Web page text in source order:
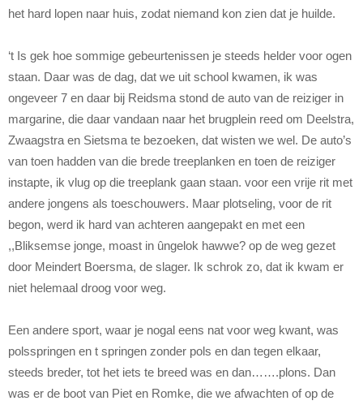
het hard lopen naar huis, zodat niemand kon zien dat je huilde.
‘t Is gek hoe sommige gebeurtenissen je steeds helder voor ogen
staan. Daar was de dag, dat we uit school kwamen, ik was
ongeveer 7 en daar bij Reidsma stond de auto van de reiziger in
margarine, die daar vandaan naar het brugplein reed om Deelstra,
Zwaagstra en Sietsma te bezoeken, dat wisten we wel. De auto’s
van toen hadden van die brede treeplanken en toen de reiziger
instapte, ik vlug op die treeplank gaan staan. voor een vrije rit met
andere jongens als toeschouwers. Maar plotseling, voor de rit
begon, werd ik hard van achteren aangepakt en met een
,,Bliksemse jonge, moast in ûngelok hawwe? op de weg gezet
door Meindert Boersma, de slager. Ik schrok zo, dat ik kwam er
niet helemaal droog voor weg.
Een andere sport, waar je nogal eens nat voor weg kwant, was
polsspringen en t springen zonder pols en dan tegen elkaar,
steeds breder, tot het iets te breed was en dan…….plons. Dan
was er de boot van Piet en Romke, die we afwachten of op de